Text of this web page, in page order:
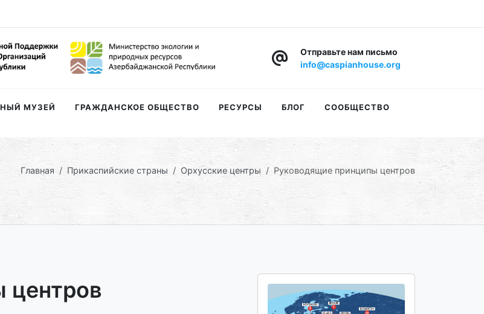
Отправьте нам письмо
info@caspianhouse.org
МУЗЕЙ ГРАЖДАНСКОЕ ОБЩЕСТВО РЕСУРСЫ БЛОГ СООБЩЕСТВО
Главная Прикаспийские страны Орхусские центры Руководящие принципы центров
центров